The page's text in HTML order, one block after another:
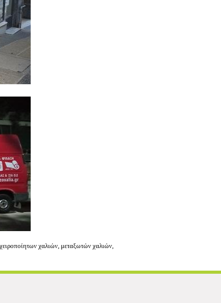
χαλιών, μεταξωτών χαλιών,